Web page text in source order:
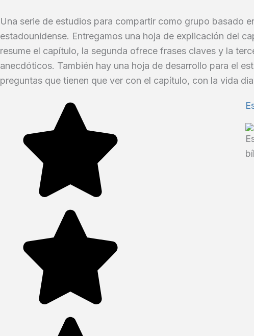
Una serie de estudios para compartir como grupo basado
estadounidense. Entregamos una hoja de explicación del
resume el capítulo, la segunda ofrece frases claves y la
anecdóticos. También hay una hoja de desarrollo para el
preguntas que tienen que ver con el capítulo, con la vida